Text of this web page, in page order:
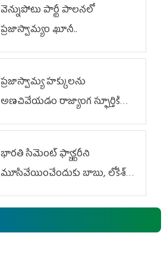
వెన్నుపోటు పార్టీ పాలనలో
ప్రజాస్వామ్యం ఖూనీ..
ప్రజాస్వామ్య హక్కులను
అణచివేయడం రాజ్యాంగ స్ఫూర్తికి
విరుద్ధం
భారతి సిమెంట్ ఫ్యాక్టరీని
మూసివేయించేందుకు బాబు, లోకేశ్
కుట్ర